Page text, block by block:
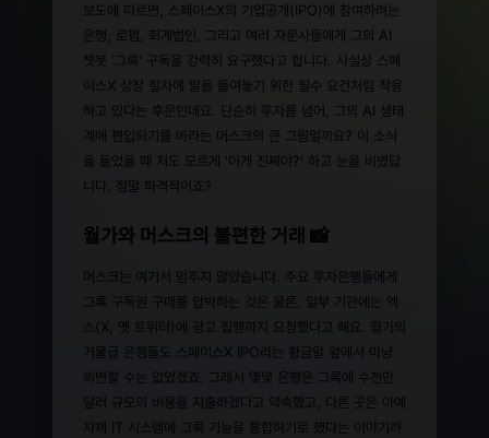
보도에 따르면, 스페이스X의 기업공개(IPO)에 참여하려는
은행, 로펌, 회계법인, 그리고 여러 자문사들에게 그의 AI
챗봇 '그록' 구독을 강력히 요구했다고 합니다. 사실상 스페
이스X 상장 절차에 발을 들여놓기 위한 필수 요건처럼 작용
하고 있다는 후문인데요. 단순히 투자를 넘어, 그의 AI 생태
계에 편입되기를 바라는 머스크의 큰 그림일까요? 이 소식
을 들었을 때 저도 모르게 '이게 진짜야?' 하고 눈을 비볐답
니다. 정말 파격적이죠?
월가와 머스크의 불편한 거래 📸
머스크는 여기서 멈추지 않았습니다. 주요 투자은행들에게
그록 구독권 구매를 압박하는 것은 물론, 일부 기관에는 엑
스(X, 옛 트위터)에 광고 집행까지 요청했다고 해요. 월가의
거물급 은행들도 스페이스X IPO라는 황금알 앞에서 마냥
외면할 수는 없었겠죠. 그래서 몇몇 은행은 그록에 수천만
달러 규모의 비용을 지출하겠다고 약속했고, 다른 곳은 아예
자체 IT 시스템에 그록 기능을 통합하기로 했다는 이야기까